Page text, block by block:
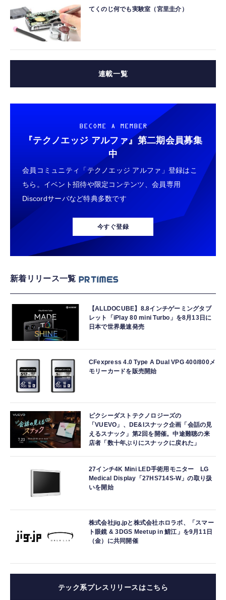
てくのじ何でも実験室（宮里圭介）
連載一覧
BECOME A MEMBER
『テクノエッジ アルファ』 第二期会員募集
中
会員コミュニティ「テクノエッジ アルファ」登録はこ
ちら。イベント招待や限定コンテンツ、会員専用
Discordサーバなど特典多数です
今すぐ登録
新着リリース一覧
【ALLDOCUBE】8.8インチゲーミングタブ
レット「iPlay 80 mini Turbo」を8月13日に
日本で世界最速発売
CFexpress 4.0 Type A Dual VPG 400/800メ
モリーカードを販売開始
ピクシーダストテクノロジーズの
「VUEVO」、DE&Iスナック企画「会話の見
えるスナック」第2回を開催。中途難聴の来
店者「数十年ぶりにスナックに戻れた」
27インチ4K Mini LED手術用モニター LG
Medical Display「27HS714S-W」の取り扱
いを開始
株式会社jig.jpと株式会社ホロラボ、「スマー
ト眼鏡 & 3DGS Meetup in 鯖江」を9月11日
（金）に共同開催
テック系プレスリリースはこちら